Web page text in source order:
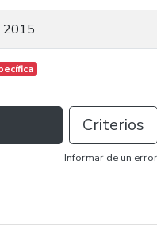
2015
Criterios
Informar de un error